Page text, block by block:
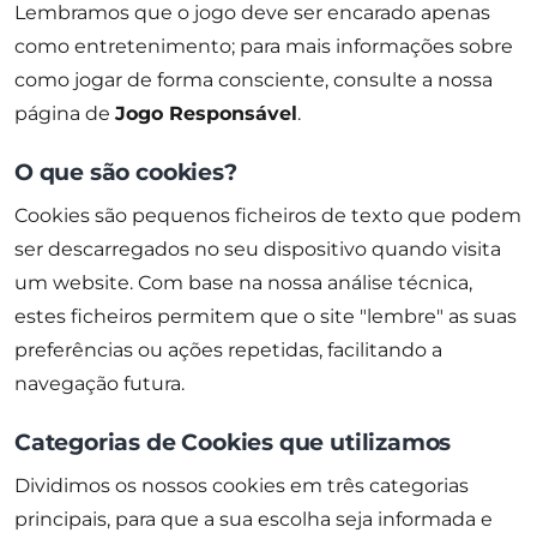
Lembramos que o jogo deve ser encarado apenas
como entretenimento; para mais informações sobre
como jogar de forma consciente, consulte a nossa
página de Jogo Responsável.
O que são cookies?
Cookies são pequenos ficheiros de texto que podem
ser descarregados no seu dispositivo quando visita
um website. Com base na nossa análise técnica,
estes ficheiros permitem que o site "lembre" as suas
preferências ou ações repetidas, facilitando a
navegação futura.
Categorias de Cookies que utilizamos
Dividimos os nossos cookies em três categorias
principais, para que a sua escolha seja informada e